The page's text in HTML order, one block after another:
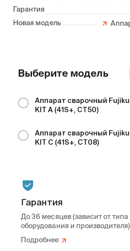
Гарантия
Новая модель
Выберите модель
Аппарат сварочный
KIT A (41S+, CT50)
Аппарат сварочный
KIT C (41S+, CT08)
Гарантия
До 36 месяцев (зависит от типа
оборудования и производителя)
Подробнее